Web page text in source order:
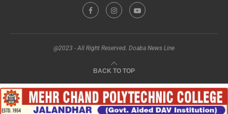
@2023 - All Right Reserved. Doaba News Line
BACK TO TOP